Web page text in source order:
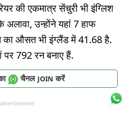
की एकमात्र सेंचुरी भी इंग्लिश
अलावा, उन्होंने यहां 7 हाफ
का औसत भी इंग्लैंड में 41.68 है.
पर 792 रन बनाए हैं.
चैनल JOIN करें